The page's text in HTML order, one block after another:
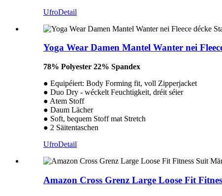
UfroDetail
Yoga Wear Damen Mantel Wanter nei
78% Polyester 22% Spandex
● Equipéiert: Body Forming fit, voll Zipperjacket
● Duo Dry - wéckelt Feuchtigkeit, dréit séier
● Atem Stoff
● Daum Lächer
● Soft, bequem Stoff mat Stretch
● 2 Säitentaschen
UfroDetail
Amazon Cross Grenz Large Loose Fit